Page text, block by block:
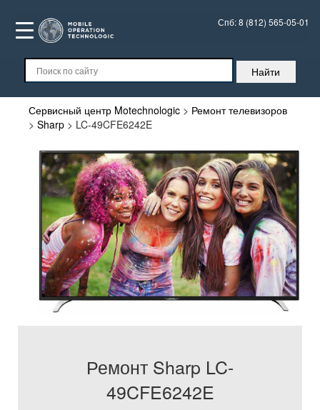
Спб:8 (812) 565-05-01
Сервисный центр Motechnologic > Ремонт телевизоров
> Sharp > LC-49CFE6242E
Ремонт Sharp LC-
49CFE6242E